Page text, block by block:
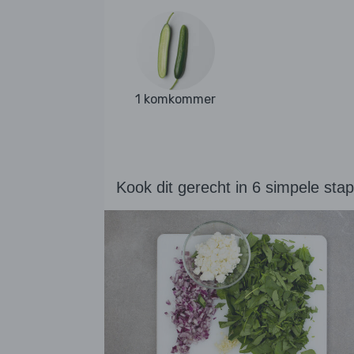
1 komkommer
Kook dit gerecht in 6 simpele